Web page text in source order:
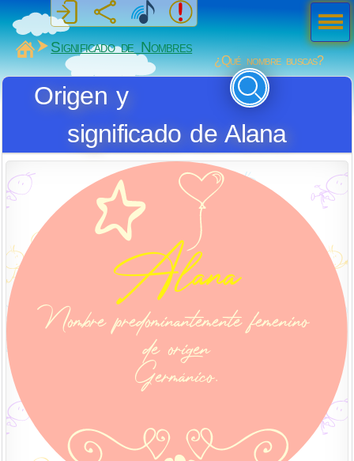
MiSabueso
Significado de Nombres
¿Qué nombre buscas?
Origen y
significado de Alana
Men
ú